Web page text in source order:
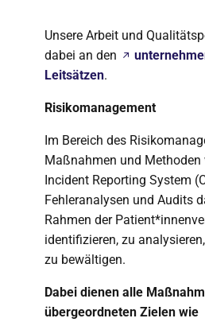
Unsere Arbeit und
dabei an den
Leitsätzen.
Risikomanagement
Im Bereich des
Maßnahmen und Methoden
Incident Reporting System
Fehleranalysen und Audits
Rahmen der
identifizieren, zu
zu bewältigen.
Dabei dienen alle
übergeordneten Zielen wie